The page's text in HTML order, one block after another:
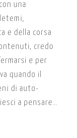
una
e della corsa
credo
e per
quando il
di auto-
a pensare…